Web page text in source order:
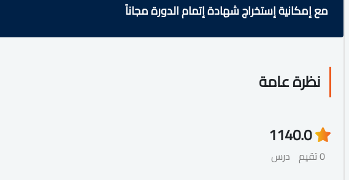
مع إمكانية إستخراج شهادة إتمام الدورة مجاناً
نظرة عامة
0.0
0 تقيم
114
درس